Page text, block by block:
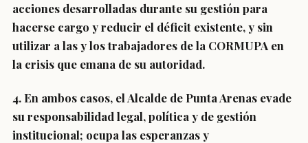
acciones desarrolladas durante su gestión para
hacerse cargo y reducir el déficit existente, y sin
utilizar a las y los trabajadores de la CORMUPA en
la crisis que emana de su autoridad.
4. En ambos casos, el Alcalde de Punta Arenas evade
su responsabilidad legal, política y de gestión
institucional; ocupa las esperanzas y